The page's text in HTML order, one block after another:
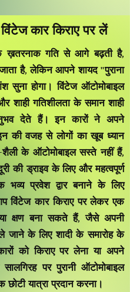
कार किराए पर लें
एक ख़तरनाक गति से आगे बढ़ती है,
है, लेकिन आपने शायद "पुराना
सुना होगा। विंटेज ऑटोमोबाइल
शाही गतिशीलता के समान शाही
देते हैं। इन कारों ने अपने
की वजह से लोगों का खूब ध्यान
के ऑटोमोबाइल सस्ते नहीं हैं,
की ड्राइव के लिए और महत्वपूर्ण
भव्य प्रवेश द्वार बनाने के लिए
विंटेज कार किराए पर लेकर एक
क्षण बना सकते हैं, जैसे अपनी
जाने के लिए शादी के समारोह के
को किराए पर लेना या अपने
सालगिरह पर पुरानी ऑटोमोबाइल
यात्रा प्रदान करना।